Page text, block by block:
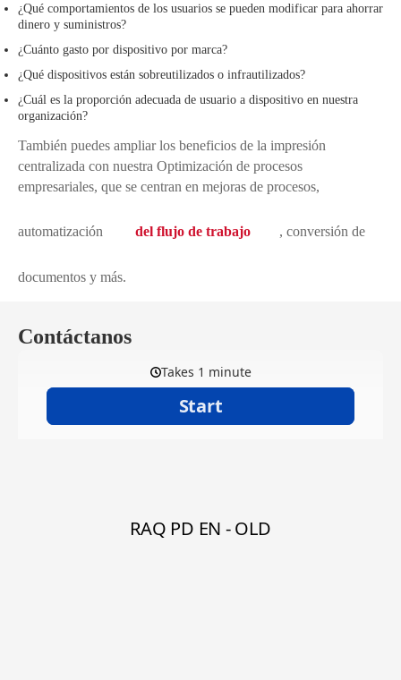
¿Qué comportamientos de los usuarios se pueden modificar para ahorrar
dinero y suministros?
¿Cuánto gasto por dispositivo por marca?
¿Qué dispositivos están sobreutilizados o infrautilizados?
¿Cuál es la proporción adecuada de usuario a dispositivo en nuestra
organización?
También puedes ampliar los beneficios de la impresión
centralizada con nuestra Optimización de procesos
empresariales, que se centran en mejoras de procesos,
automatización del flujo de trabajo , conversión de
documentos y más.
Contáctanos